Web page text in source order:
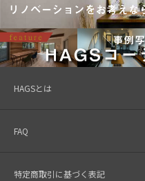
HAGSとは
FAQ
特定商取引に基づく表記